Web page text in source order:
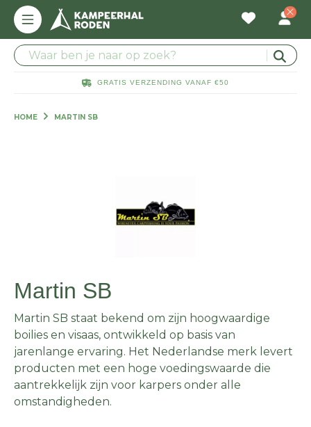
GRATIS VERZENDING VANAF €50
HOME MARTIN SB
Martin SB
Martin SB staat bekend om zijn hoogwaardige
boilies en visaas, ontwikkeld op basis van
jarenlange ervaring. Het Nederlandse merk levert
producten met een hoge voedingswaarde die
aantrekkelijk zijn voor karpers onder alle
omstandigheden.